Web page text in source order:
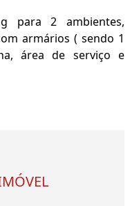
para 2 ambientes,
armários ( sendo 1
área de serviço e